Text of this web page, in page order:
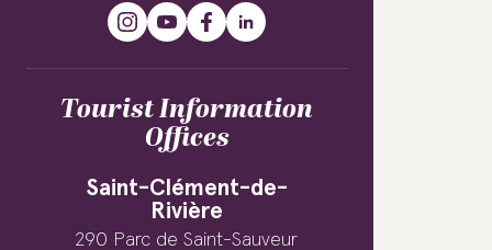
Tourist Information
Offices
Saint-Clément-de-
Rivière
290 Parc de Saint-Sauveur